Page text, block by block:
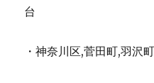
台
・神奈川区,菅田町,羽沢